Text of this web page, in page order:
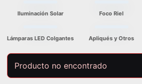
Iluminación Solar Foco Riel
Lámparas LED Colgantes Apliqués y Otros
Producto no encontrado